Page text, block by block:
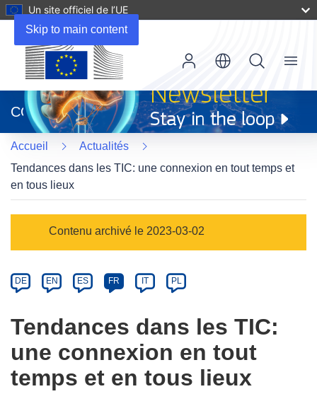
Skip to main content
Un site officiel de l’UE
dans
une
nouvelle
fenêtre)
CORDIS
Menu
Accueil
Actualités
Tendances dans les TIC: une connexion en tout temps et
en tous lieux
Category
Contenu archivé le 2023-03-02
Article
available
the
following
languages:
DE EN ES FR IT PL
Tendances dans les TIC:
une connexion en tout
temps et en tous lieux